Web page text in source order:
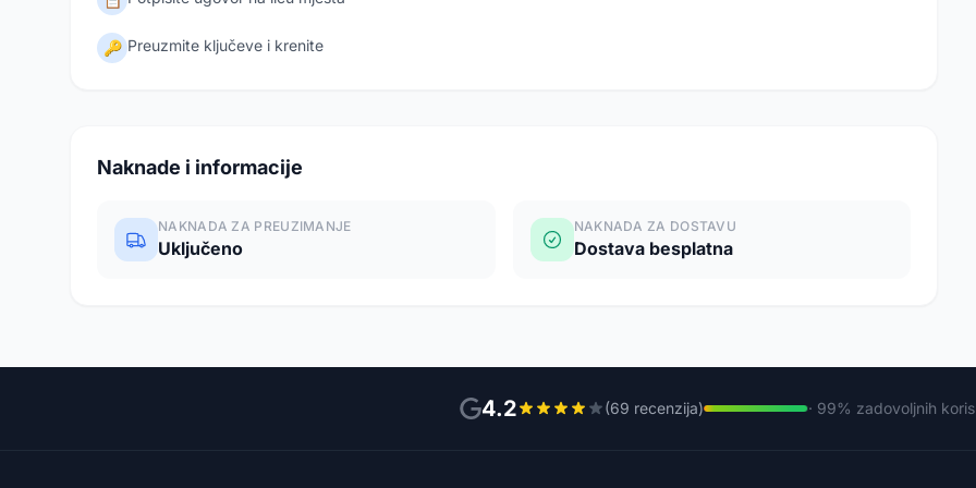
🔑 Preuzmite ključeve i krenite
Naknade i informacije
NAKNADA ZA PREUZIMANJE
Uključeno
NAKNADA ZA DOSTAVU
Dostava besplatna
4.2 (69 recenzija) · 99% zadovoljnih